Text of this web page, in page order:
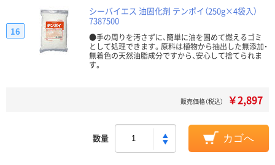
シーバイエス 油固化剤 テンポイ（250g×4袋入）
7387500
●手の周りを汚さずに、簡単に油を固めて燃えるゴミ
として処理できます。原料は植物から抽出した無添加・
無着色の天然油脂成分ですから、安心して捨てられま
す。
16
販売価格（税込） ￥2,897
数量 カゴへ